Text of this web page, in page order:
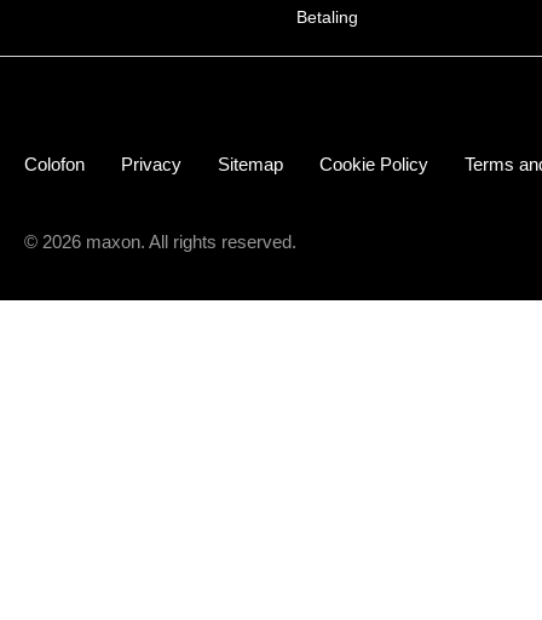
Betaling
Colofon Privacy Sitemap Cookie Policy Terms
© 2026 maxon. All rights reserved.